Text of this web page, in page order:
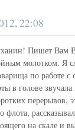
22:08
Пишет Вам
молотком. Я
по работе
в голове
перерывов,
флота,
на скале и